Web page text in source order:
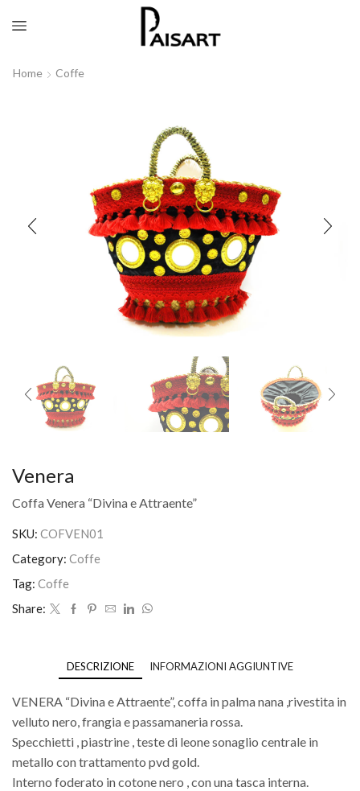
Home Coffe
Venera
Coffa Venera “Divina e Attraente”
SKU: COFVEN01
Category: Coffe
Tag: Coffe
Share:
DESCRIZIONE INFORMAZIONI AGGIUNTIVE
VENERA “Divina e Attraente”, coffa in palma nana ,rivestita in
velluto nero, frangia e passamaneria rossa.
Specchietti , piastrine , teste di leone sonaglio centrale in
metallo con trattamento pvd gold.
Interno foderato in cotone nero , con una tasca interna.